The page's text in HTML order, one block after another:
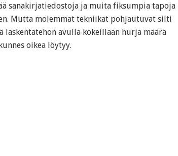
sanakirjatiedostoja ja muita fiksumpia tapoja
Mutta molemmat tekniikat pohjautuvat silti
laskentatehon avulla kokeillaan hurja määrä
oikea löytyy.